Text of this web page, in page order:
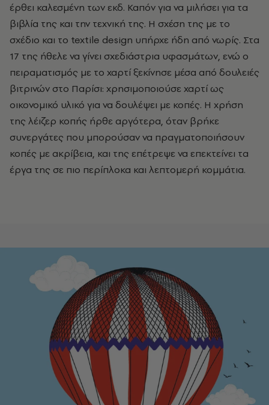
έρθει καλεσμένη των εκδ. Καπόν για να μιλήσει για τα
βιβλία της και την τεχνική της. Η σχέση της με το
σχέδιο και το textile design υπήρχε ήδη από νωρίς. Στα
17 της ήθελε να γίνει σχεδιάστρια υφασμάτων, ενώ ο
πειραματισμός με το χαρτί ξεκίνησε μέσα από δουλειές
βιτρινών στο Παρίσι: χρησιμοποιούσε χαρτί ως
οικονομικό υλικό για να δουλέψει με κοπές. Η χρήση
της λέιζερ κοπής ήρθε αργότερα, όταν βρήκε
συνεργάτες που μπορούσαν να πραγματοποιήσουν
κοπές με ακρίβεια, και της επέτρεψε να επεκτείνει τα
έργα της σε πιο περίπλοκα και λεπτομερή κομμάτια.